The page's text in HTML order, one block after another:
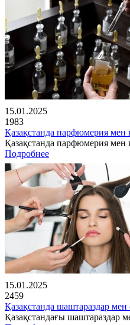
15.01.2025
1983
Қазақстанда парфюмерия мен
Қазақстанда парфюмерия мен
Подробнее
15.01.2025
2459
Қазақстанда шаштараздар
Қазақстандағы шаштараздар